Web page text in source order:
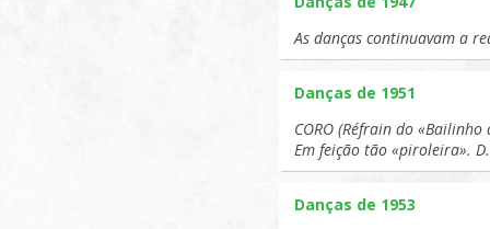
As danças continuavam a
Danças de 1951
CORO (Réfrain do
Em feição tão «piroleira».
Danças de 1953